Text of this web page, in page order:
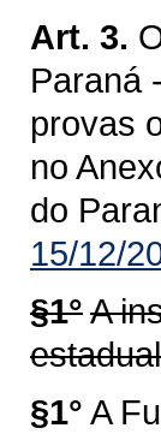
Art. 3.
Paraná
provas
no
do
15/12/
§1°A
§1° A